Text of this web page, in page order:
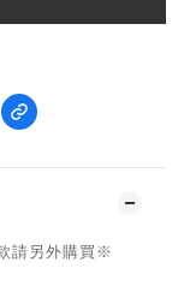
請另外購買※